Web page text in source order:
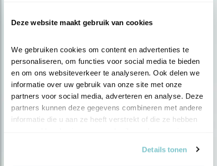
Deze website maakt gebruik van cookies
We gebruiken cookies om content en advertenties te
personaliseren, om functies voor social media te bieden
en om ons websiteverkeer te analyseren. Ook delen we
informatie over uw gebruik van onze site met onze
partners voor social media, adverteren en analyse. Deze
partners kunnen deze gegevens combineren met andere
informatie die u aan ze heeft verstrekt of die ze hebben
Details tonen